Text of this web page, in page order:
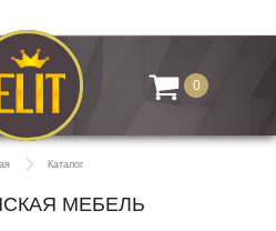
0
Каталог
МЕБЕЛЬ